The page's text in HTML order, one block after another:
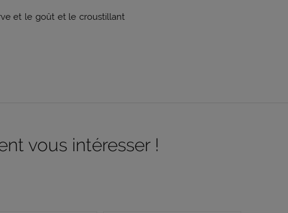
et le goût et le croustillant
vous intéresser !